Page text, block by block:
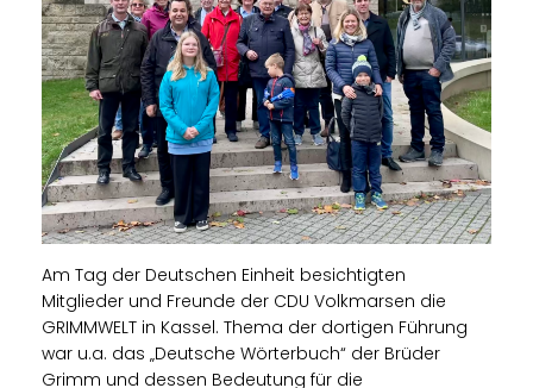
Am Tag der Deutschen Einheit besichtigten
Mitglieder und Freunde der CDU Volkmarsen die
GRIMMWELT in Kassel. Thema der dortigen Führung
war u.a. das „Deutsche Wörterbuch“ der Brüder
Grimm und dessen Bedeutung für die